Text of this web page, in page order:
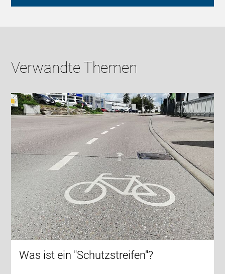
Verwandte Themen
Was ist ein "Schutzstreifen"?